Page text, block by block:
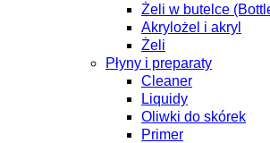
Żeli w butelce
Akrylożel i akryl
Żeli
Płyny i preparaty
Cleaner
Liquidy
Oliwki do skórek
Primer